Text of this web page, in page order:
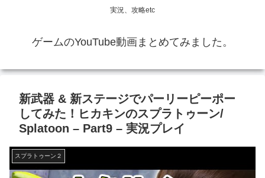
実況、攻略etc
ゲームのYouTube動画まとめてみました。
新武器 & 新ステージでパーリーピーポー
してみた！ヒカキンのスプラトゥーン/
Splatoon – Part9 – 実況プレイ
スプラトゥーン２